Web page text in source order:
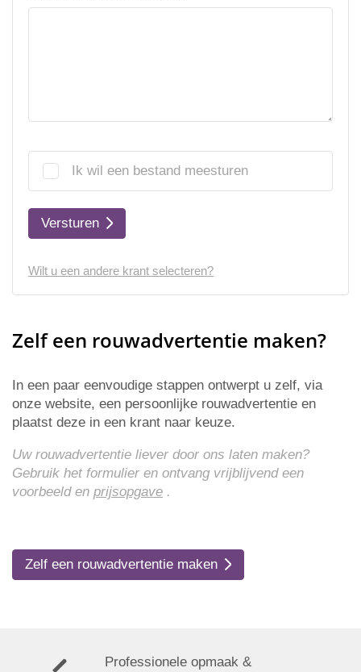
Ik wil een bestand meesturen
Versturen
Wilt u een andere krant selecteren?
Zelf een rouwadvertentie maken?
In een paar eenvoudige stappen ontwerpt u zelf, via
onze website, een persoonlijke rouwadvertentie en
plaatst deze in een krant naar keuze.
Uw rouwadvertentie liever door ons laten maken?
Gebruik het formulier en ontvang vrijblijvend een
voorbeeld en prijsopgave .
Zelf een rouwadvertentie maken
Professionele opmaak &